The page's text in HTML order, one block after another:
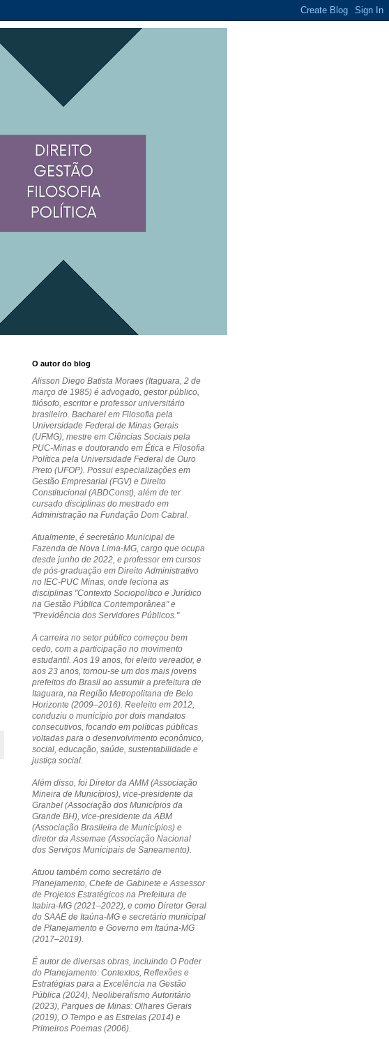
O autor do blog
Alisson Diego Batista Moraes (Itaguara, 2 de
março de 1985) é advogado, gestor público,
filósofo, escritor e professor universitário
brasileiro. Bacharel em Filosofia pela
Universidade Federal de Minas Gerais
(UFMG), mestre em Ciências Sociais pela
PUC-Minas e doutorando em Ética e Filosofia
Política pela Universidade Federal de Ouro
Preto (UFOP). Possui especializações em
Gestão Empresarial (FGV) e Direito
Constitucional (ABDConst), além de ter
cursado disciplinas do mestrado em
Administração na Fundação Dom Cabral.
Atualmente, é secretário Municipal de
Fazenda de Nova Lima-MG, cargo que ocupa
desde junho de 2022, e professor em cursos
de pós-graduação em Direito Administrativo
no IEC-PUC Minas, onde leciona as
disciplinas "Contexto Sociopolítico e Jurídico
na Gestão Pública Contemporânea" e
"Previdência dos Servidores Públicos."
A carreira no setor público começou bem
cedo, com a participação no movimento
estudantil. Aos 19 anos, foi eleito vereador, e
aos 23 anos, tornou-se um dos mais jovens
prefeitos do Brasil ao assumir a prefeitura de
Itaguara, na Região Metropolitana de Belo
Horizonte (2009–2016). Reeleito em 2012,
conduziu o município por dois mandatos
consecutivos, focando em políticas públicas
voltadas para o desenvolvimento econômico,
social, educação, saúde, sustentabilidade e
justiça social.
Além disso, foi Diretor da AMM (Associação
Mineira de Municípios), vice-presidente da
Granbel (Associação dos Municípios da
Grande BH), vice-presidente da ABM
(Associação Brasileira de Municípios) e
diretor da Assemae (Associação Nacional
dos Serviços Municipais de Saneamento).
Atuou também como secretário de
Planejamento, Chefe de Gabinete e Assessor
de Projetos Estratégicos na Prefeitura de
Itabira-MG (2021–2022), e como Diretor Geral
do SAAE de Itaúna-MG e secretário municipal
de Planejamento e Governo em Itaúna-MG
(2017–2019).
É autor de diversas obras, incluindo O Poder
do Planejamento: Contextos, Reflexões e
Estratégias para a Excelência na Gestão
Pública (2024), Neoliberalismo Autoritário
(2023), Parques de Minas: Olhares Gerais
(2019), O Tempo e as Estrelas (2014) e
Primeiros Poemas (2006).